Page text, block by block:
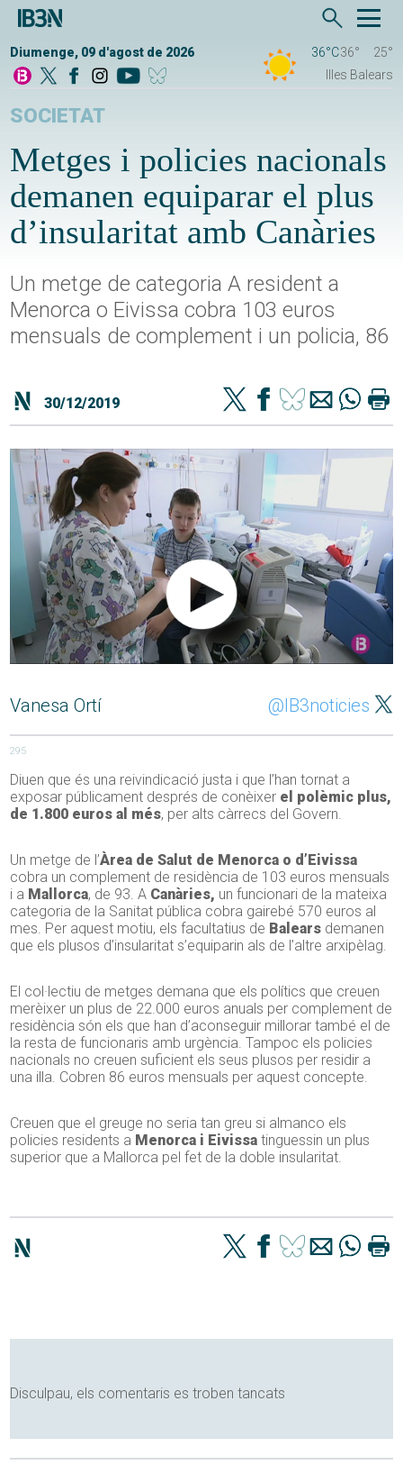
Diumenge, 09 d'agost de 2026 36°C36°
25°
Illes Balears
SOCIETAT
Metges i policies nacionals
demanen equiparar el plus
d’insularitat amb Canàries
Un metge de categoria A resident a
Menorca o Eivissa cobra 103 euros
mensuals de complement i un policia, 86
30/12/2019
Vanesa Ortí @IB3noticies
295
Diuen que és una reivindicació justa i que l’han tornat a
exposar públicament després de conèixer el polèmic plus,
de 1.800 euros al més, per alts càrrecs del Govern.
Un metge de l’Àrea de Salut de Menorca o d’Eivissa
cobra un complement de residència de 103 euros mensuals
i a Mallorca, de 93. A Canàries, un funcionari de la mateixa
categoria de la Sanitat pública cobra gairebé 570 euros al
mes. Per aquest motiu, els facultatius de Balears demanen
que els plusos d’insularitat s’equiparin als de l’altre arxipèlag.
El col·lectiu de metges demana que els polítics que creuen
merèixer un plus de 22.000 euros anuals per complement de
residència són els que han d’aconseguir millorar també el de
la resta de funcionaris amb urgència. Tampoc els policies
nacionals no creuen suficient els seus plusos per residir a
una illa. Cobren 86 euros mensuals per aquest concepte.
Creuen que el greuge no seria tan greu si almanco els
policies residents a Menorca i Eivissa tinguessin un plus
superior que a Mallorca pel fet de la doble insularitat.
Disculpau, els comentaris es troben tancats